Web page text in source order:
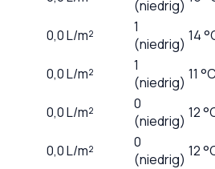
(niedrig)
0,0L/m²
1
(niedrig) 14
0,0L/m²
1
(niedrig) 11
0,0L/m²
0
(niedrig) 12
0,0L/m²
0
(niedrig) 12